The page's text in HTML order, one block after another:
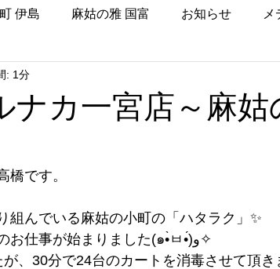
伊島 麻姑の雅 国富 お知らせ
ナカ一宮店～麻姑
: 1分
橋です。
組んでいる麻姑の小町の「ハタラク」✨
今日からマルナカ一宮店さんでのお仕事が始まりました(๑•̀ㅂ•́)و✧
、30分で24台のカートを消毒させて頂き